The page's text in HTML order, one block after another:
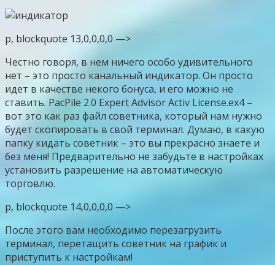
p, blockquote 13,0,0,0,0 —>
Честно говоря, в нем ничего особо удивительного
нет – это просто канальный индикатор. Он просто
идет в качестве некого бонуса, и его можно не
ставить. PacPile 2.0 Expert Advisor Activ License.ex4 –
вот это как раз файл советника, который нам нужно
будет скопировать в свой терминал. Думаю, в какую
папку кидать советник – это вы прекрасно знаете и
без меня! Предварительно не забудьте в настройках
установить разрешение на автоматическую
торговлю.
p, blockquote 14,0,0,0,0 —>
После этого вам необходимо перезагрузить
терминал, перетащить советник на график и
приступить к настройкам!